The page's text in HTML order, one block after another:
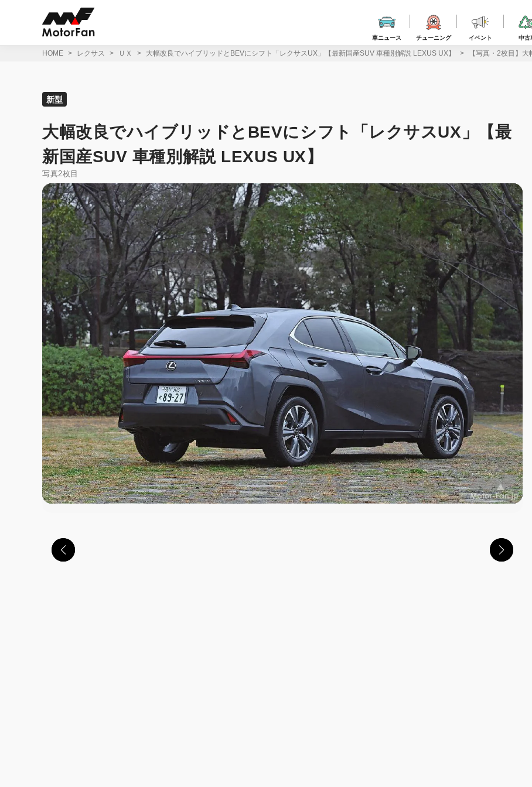
車ニュース チューニング イベント 中古
HOME レクサス ＵＸ 大幅改良でハイブリッドとBEVにシフト「レクサスUX」【最新国産SUV 車種別解説 LEXUS UX】 【写真・2枚目】
新型
大幅改良でハイブリッドとBEVにシフト「レクサスUX」【最
新国産SUV 車種別解説 LEXUS UX】
写真2枚目